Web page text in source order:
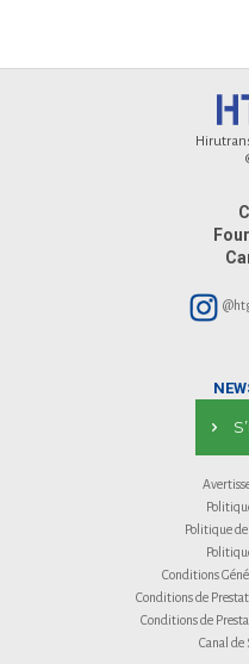
Politique
Conditions
Conditions de
Conditions de
Canal